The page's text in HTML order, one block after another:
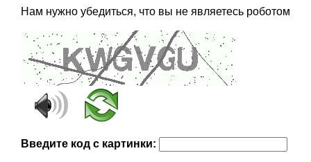
Нам нужно убедиться, что вы не являетесь роботом
Введите код с картинки: